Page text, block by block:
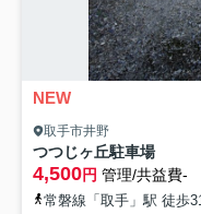
NEW
取手市井野
つつじヶ丘駐車場
4,500円 管理/共益費-
常磐線「取手」駅 徒歩